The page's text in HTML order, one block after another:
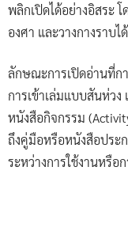
พลิกเปิดได้อย่างอิสระ
องศา และวางกางราบไ
ลักษณะการเปิดอ่านที่ก
การเข้าเล่มแบบสันห่ว
หนังสือกิจกรรม
ถึงคู่มือหรือหนังสือประ
ระหว่างการใช้งานหรือก